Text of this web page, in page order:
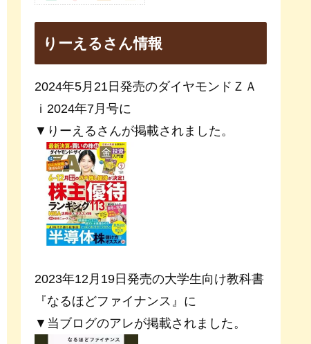
りーえるさん情報
2024年5月21日発売のダイヤモンドＺＡ
ｉ2024年7月号に
▼りーえるさんが掲載されました。
2023年12月19日発売の大学生向け教科書
『なるほどファイナンス』に
▼当ブログのアレが掲載されました。